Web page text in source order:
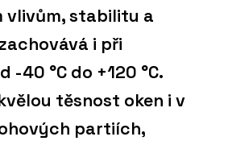
vlivům, stabilitu a
i při
40 °C do +120 °C.
těsnost oken i v
partiích,